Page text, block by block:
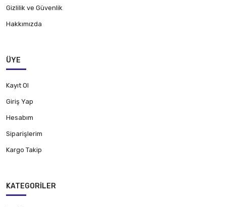
Gizlilik ve Güvenlik
Hakkımızda
ÜYE
Kayıt Ol
Giriş Yap
Hesabım
Siparişlerim
Kargo Takip
KATEGORILER